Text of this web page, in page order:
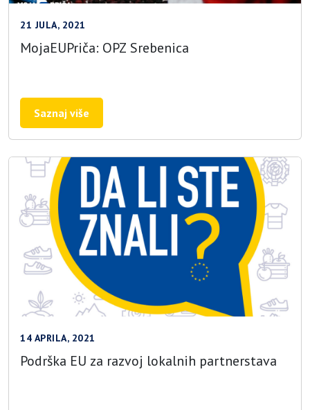
21 JULA, 2021
MojaEUPriča: OPZ Srebenica
Saznaj više
14 APRILA, 2021
Podrška EU za razvoj lokalnih partnerstava